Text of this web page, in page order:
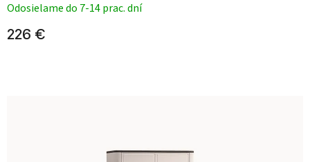
Odosielame do 7-14 prac. dní
226 €